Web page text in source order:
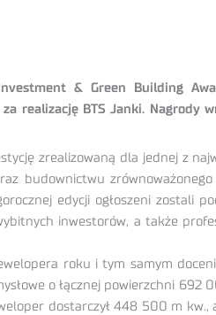
& Green Building
realizację BTS Janki. Nagrody
zrealizowaną dla jednej z
budownictwu
edycji ogłoszeni zostali
inwestorów, a także
roku i tym samym
o łącznej powierzchni 692
dostarczył 448 500 m kw.,